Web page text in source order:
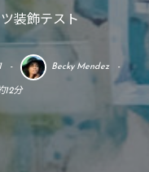
装飾テスト
Becky Mendez
12分